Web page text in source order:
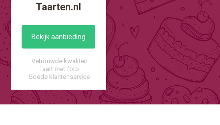
Taarten.nl
Bekijk aanbieding
Vetrouwde kwaliteit
Taart met foto
Goede klantenservice